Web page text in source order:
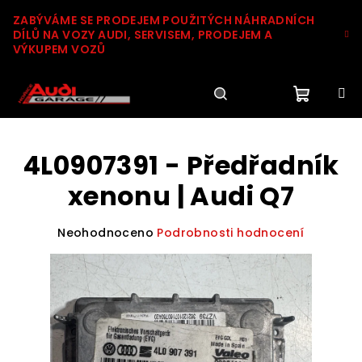
na
obsah
ZABÝVÁME SE PRODEJEM POUŽITÝCH NÁHRADNÍCH
DÍLŮ NA VOZY AUDI, SERVISEM, PRODEJEM A
VÝKUPEM VOZŮ
HledatPřihlášení
košík
4L0907391 - Předřadník
xenonu | Audi Q7
Průměrné
produktu
je
0,0
z
5
hvězdiček.
Neohodnoceno Podrobnosti hodnocení